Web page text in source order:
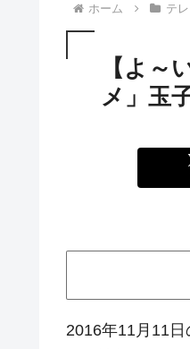
ホーム テ
【よ
メ」玉
2016年11月11